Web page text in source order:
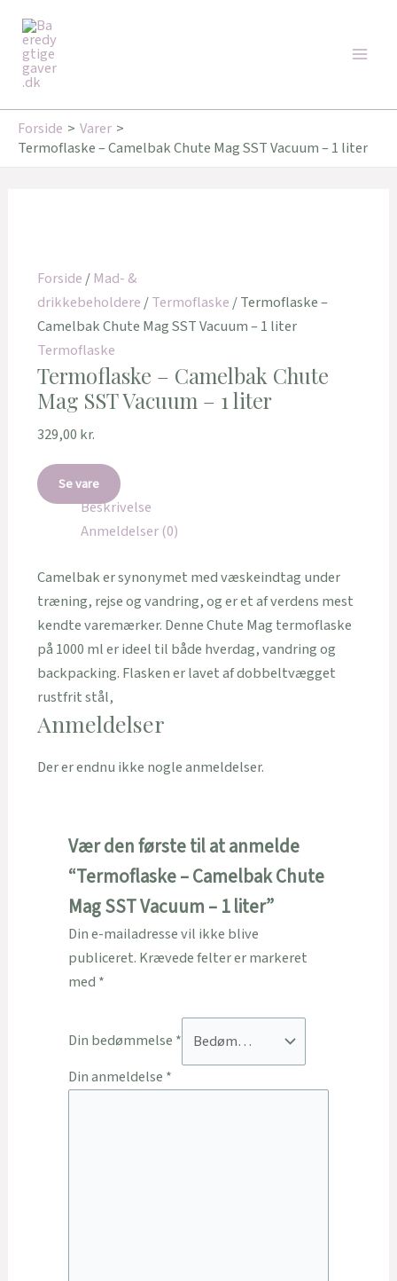
indholdet
Forside
Varer
Termoflaske – Camelbak Chute Mag SST Vacuum – 1 liter
Forside/Mad- &
drikkebeholdere/Termoflaske/ Termoflaske –
Camelbak Chute Mag SST Vacuum – 1 liter
Termoflaske
Termoflaske – Camelbak Chute
Mag SST Vacuum – 1 liter
329,00 kr.
Se vare
Beskrivelse
Anmeldelser (0)
Camelbak er synonymet med væskeindtag under
træning, rejse og vandring, og er et af verdens mest
kendte varemærker. Denne Chute Mag termoflaske
på 1000 ml er ideel til både hverdag, vandring og
backpacking. Flasken er lavet af dobbeltvægget
rustfrit stål,
Anmeldelser
Der er endnu ikke nogle anmeldelser.
Vær den første til at anmelde
“Termoflaske – Camelbak Chute
Mag SST Vacuum – 1 liter”
Din e-mailadresse vil ikke blive
publiceret. Krævede felter er markeret
med *
Din bedømmelse *
Din anmeldelse *
Tilbud!
Tilbud!
199,00 kr..159,20 kr..
Tilbud!
Tilbud!
259,95 kr..183,00 kr..